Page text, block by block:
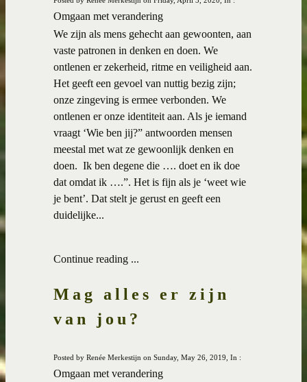
Omgaan met verandering
We zijn als mens gehecht aan gewoonten, aan
vaste patronen in denken en doen. We
ontlenen er zekerheid, ritme en veiligheid aan.
Het geeft een gevoel van nuttig bezig zijn;
onze zingeving is ermee verbonden. We
ontlenen er onze identiteit aan. Als je iemand
vraagt ‘Wie ben jij?” antwoorden mensen
meestal met wat ze gewoonlijk denken en
doen. Ik ben degene die …. doet en ik doe
dat omdat ik ….”. Het is fijn als je ‘weet wie
je bent’. Dat stelt je gerust en geeft een
duidelijke...
Continue reading ...
Mag alles er zijn
van jou?
Posted by Renée Merkestijn on Sunday, May 26, 2019, In :
Omgaan met verandering